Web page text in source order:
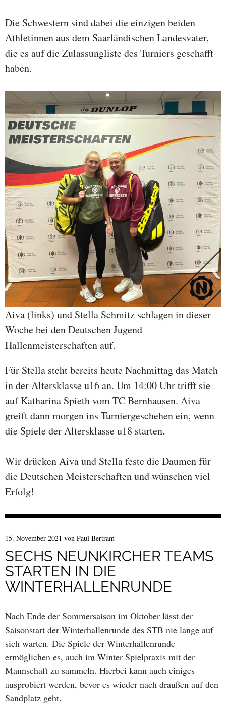
Die Schwestern sind dabei die einzigen beiden
Athletinnen aus dem Saarländischen Landesvater,
die es auf die Zulassungliste des Turniers geschafft
haben.
Aiva (links) und Stella Schmitz schlagen in dieser
Woche bei den Deutschen Jugend
Hallenmeisterschaften auf.
Für Stella steht bereits heute Nachmittag das Match
in der Altersklasse u16 an. Um 14:00 Uhr trifft sie
auf Katharina Spieth vom TC Bernhausen. Aiva
greift dann morgen ins Turniergeschehen ein, wenn
die Spiele der Altersklasse u18 starten.
Wir drücken Aiva und Stella feste die Daumen für
die Deutschen Meisterschaften und wünschen viel
Erfolg!
15. November 2021 von Paul Bertram
SECHS NEUNKIRCHER TEAMS
STARTEN IN DIE
WINTERHALLENRUNDE
Nach Ende der Sommersaison im Oktober lässt der
Saisonstart der Winterhallenrunde des STB nie lange auf
sich warten. Die Spiele der Winterhallenrunde
ermöglichen es, auch im Winter Spielpraxis mit der
Mannschaft zu sammeln. Hierbei kann auch einiges
ausprobiert werden, bevor es wieder nach draußen auf den
Sandplatz geht.